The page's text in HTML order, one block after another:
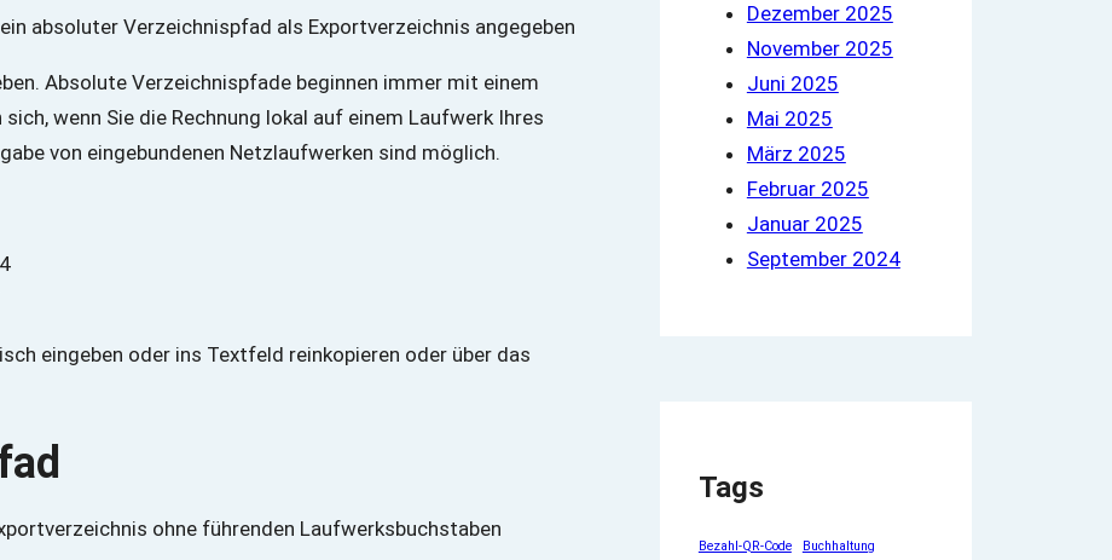
Absolute Verzeichnispfade beginnen immer mit einem
sich, wenn Sie die Rechnung lokal auf einem Laufwerk Ihres
von eingebundenen Netzlaufwerken sind möglich.
eingeben oder ins Textfeld reinkopieren oder über das
ohne führenden Laufwerksbuchstaben
Dezember 2025
November 2025
Juni 2025
Mai 2025
März 2025
Februar 2025
Januar 2025
September 2024
Tags
Bezahl-QR-Code Buchhaltung